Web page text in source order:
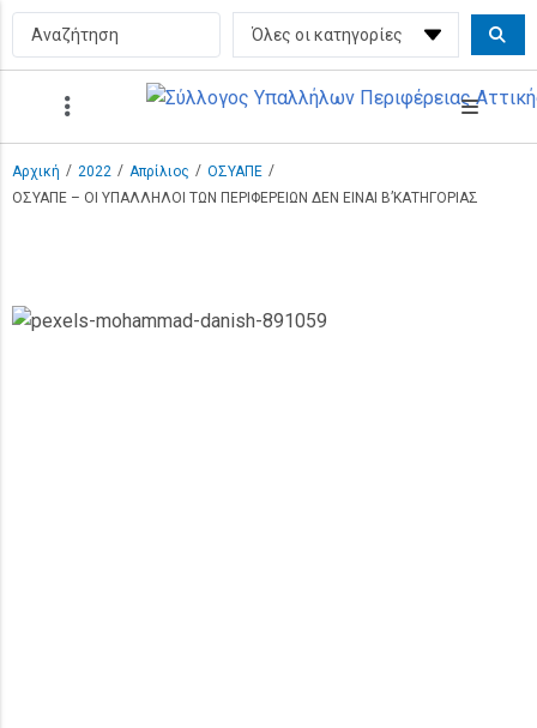
Αρχική / 2022 / Απρίλιος / ΟΣΥΑΠΕ /
ΟΣΥΑΠΕ – ΟΙ ΥΠΑΛΛΗΛΟΙ ΤΩΝ ΠΕΡΙΦΕΡΕΙΩΝ ΔΕΝ ΕΙΝΑΙ Β’ΚΑΤΗΓΟΡΙΑΣ